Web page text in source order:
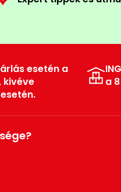
esetén a
kivéve
a